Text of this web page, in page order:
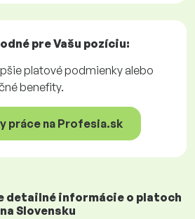
pre Vašu pozíciu:
platové podmienky alebo
benefity.
práce na Profesia.sk
detailné informácie o platoch
na Slovensku